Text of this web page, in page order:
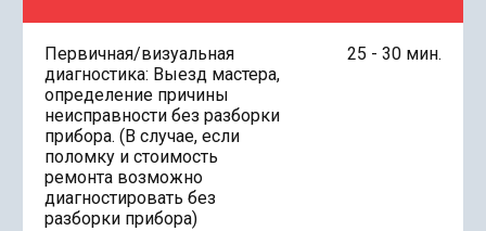
Первичная/визуальная
диагностика: Выезд мастера,
определение причины
неисправности без разборки
прибора. (В случае, если
поломку и стоимость
ремонта возможно
диагностировать без
разборки прибора)
25 - 30 мин.